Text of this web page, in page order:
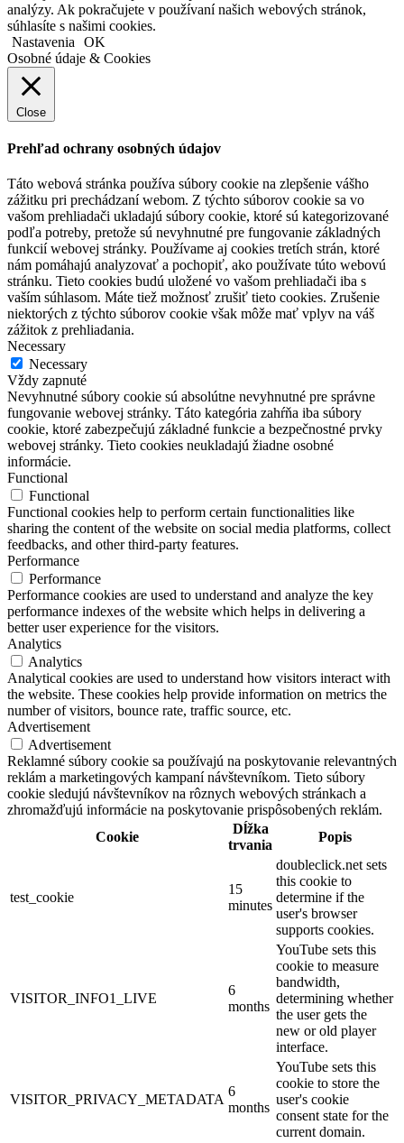
analýzy. Ak pokračujete v používaní našich webových stránok,
súhlasíte s našimi cookies.
Nastavenia
OK
Osobné údaje & Cookies
Close
Prehľad ochrany osobných údajov
Táto webová stránka používa súbory cookie na zlepšenie vášho
zážitku pri prechádzaní webom. Z týchto súborov cookie sa vo
vašom prehliadači ukladajú súbory cookie, ktoré sú kategorizované
podľa potreby, pretože sú nevyhnutné pre fungovanie základných
funkcií webovej stránky. Používame aj cookies tretích strán, ktoré
nám pomáhajú analyzovať a pochopiť, ako používate túto webovú
stránku. Tieto cookies budú uložené vo vašom prehliadači iba s
vaším súhlasom. Máte tiež možnosť zrušiť tieto cookies. Zrušenie
niektorých z týchto súborov cookie však môže mať vplyv na váš
zážitok z prehliadania.
Necessary
Necessary
Vždy zapnuté
Nevyhnutné súbory cookie sú absolútne nevyhnutné pre správne
fungovanie webovej stránky. Táto kategória zahŕňa iba súbory
cookie, ktoré zabezpečujú základné funkcie a bezpečnostné prvky
webovej stránky. Tieto cookies neukladajú žiadne osobné
informácie.
Functional
Functional
Functional cookies help to perform certain functionalities like
sharing the content of the website on social media platforms, collect
feedbacks, and other third-party features.
Performance
Performance
Performance cookies are used to understand and analyze the key
performance indexes of the website which helps in delivering a
better user experience for the visitors.
Analytics
Analytics
Analytical cookies are used to understand how visitors interact with
the website. These cookies help provide information on metrics the
number of visitors, bounce rate, traffic source, etc.
Advertisement
Advertisement
Reklamné súbory cookie sa používajú na poskytovanie relevantných
reklám a marketingových kampaní návštevníkom. Tieto súbory
cookie sledujú návštevníkov na rôznych webových stránkach a
zhromažďujú informácie na poskytovanie prispôsobených reklám.
Cookie
Dĺžka
trvania
Popis
test_cookie
15
minutes
doubleclick.net sets
this cookie to
determine if the
user's browser
supports cookies.
VISITOR_INFO1_LIVE
6
months
YouTube sets this
cookie to measure
bandwidth,
determining whether
the user gets the
new or old player
interface.
VISITOR_PRIVACY_METADATA
6
months
YouTube sets this
cookie to store the
user's cookie
consent state for the
current domain.